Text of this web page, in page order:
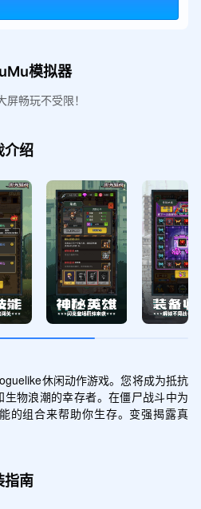
模拟器
畅玩不受限！
介绍
休闲动作游戏。您将成为抵抗
物浪潮的幸存者。在僵尸战斗中为
的组合来帮助你生存。变强揭露真
指南